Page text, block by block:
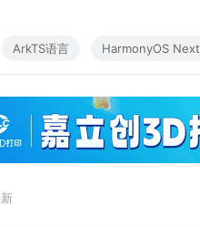
ArkTS语言 HarmonyOS Next